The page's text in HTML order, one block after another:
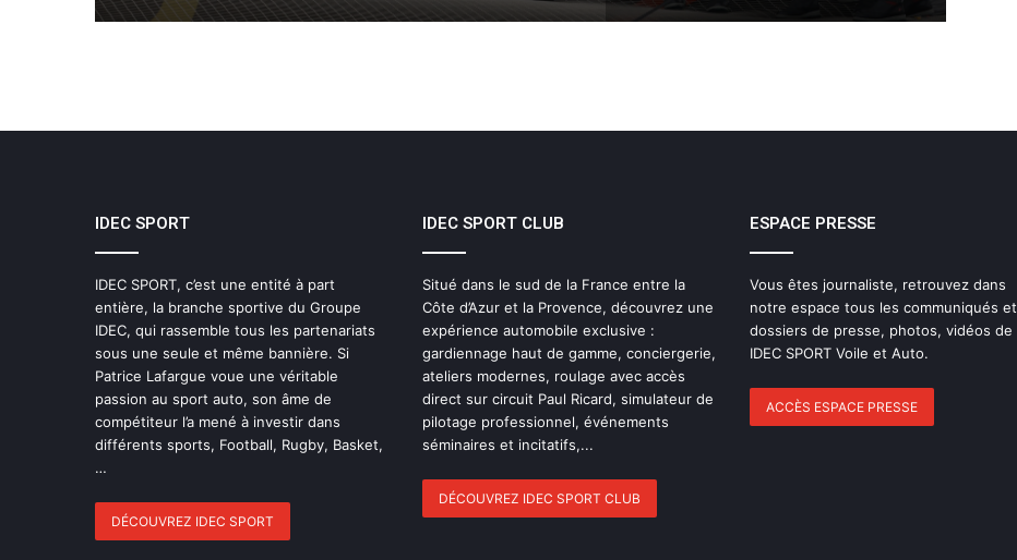
THE FAMOUS PROJECT CIC – CARNET
IDEC SPORT de retour sur la Route du
Rhum 2026 avec Alexia Barrier
The Famous Project CIC : un record du
monde homologué, une aventure
collective soutenue par IDEC SPORT
THE FAMOUS PROJECT CIC – Et si on
IDEC SPORT
IDEC SPORT, c’est une entité à part
entière, la branche sportive du Groupe
IDEC, qui rassemble tous les partenariats
sous une seule et même bannière. Si
Patrice Lafargue voue une véritable
passion au sport auto, son âme de
compétiteur l’a mené à investir dans
différents sports, Football, Rugby, Basket,
…
DÉCOUVREZ IDEC SPORT
IDEC SPORT CLUB
Situé dans le sud de la France entre la
Côte d’Azur et la Provence, découvrez une
expérience automobile exclusive :
gardiennage haut de gamme, conciergerie,
ateliers modernes, roulage avec accès
direct sur circuit Paul Ricard, simulateur de
pilotage professionnel, événements
séminaires et incitatifs,...
DÉCOUVREZ IDEC SPORT CLUB
ESPACE PRESSE
Vous êtes journaliste, retrouvez dans
notre espace tous les communiqués et
dossiers de presse, photos, vidéos de
IDEC SPORT Voile et Auto.
ACCÈS ESPACE PRESSE